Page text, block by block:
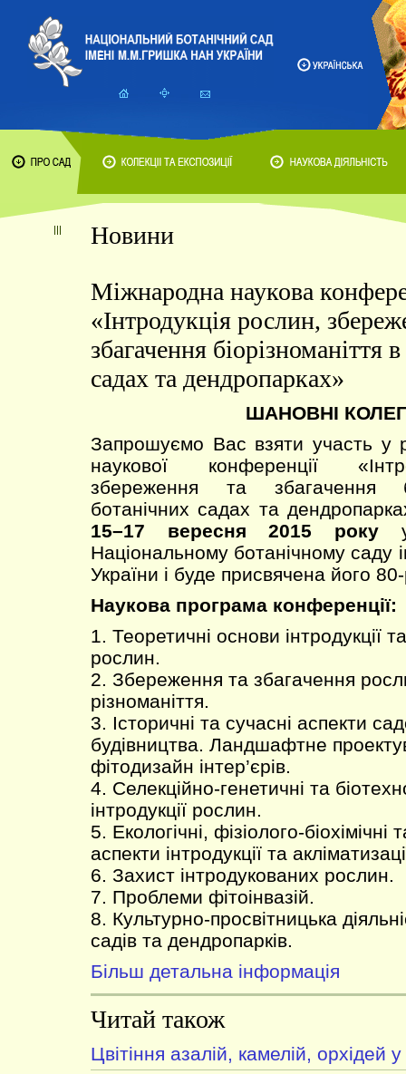
Новини
Міжнародна наукова
«Інтродукція рослин,
збагачення біорізноманіття
садах та дендропарках»
ШАНОВНІ
Запрошуємо Вас взяти участь у
наукової конференції
збереження та збагачення
ботанічних садах та
15–17 вересня 2015 року
Національному ботанічному
України і буде присвячена його
Наукова програма конференції:
1. Теоретичні основи інтродукції
рослин.
2. Збереження та збагачення
різноманіття.
3. Історичні та сучасні аспекти
будівництва. Ландшафтне
фітодизайн інтер’єрів.
4. Селекційно-генетичні та
інтродукції рослин.
5. Екологічні, фізіолого-біохімічні
аспекти інтродукції та
6. Захист інтродукованих рослин.
7. Проблеми фітоінвазій.
8. Культурно-просвітницька
садів та дендропарків.
Більш детальна інформація
Читай також
Цвітіння азалій, камелій, орхідей